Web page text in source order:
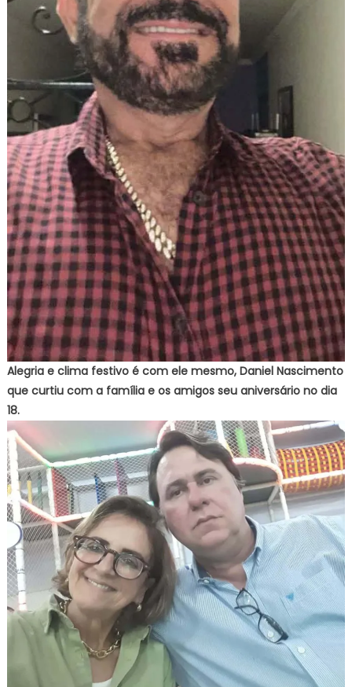
Alegria e clima festivo é com ele mesmo, Daniel Nascimento
que curtiu com a família e os amigos seu aniversário no dia
18.